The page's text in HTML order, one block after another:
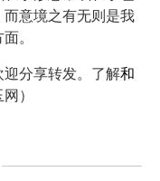
意境之有无则是我
。
迎分享转发。了解和
）